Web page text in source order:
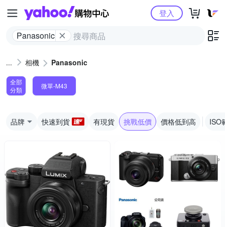
Yahoo購物中心
Panasonic
登入
相機 Panasonic
全部
分類
微單-M43
品牌 快速到貨 有現貨 挑戰低價 價格低到高 ISO